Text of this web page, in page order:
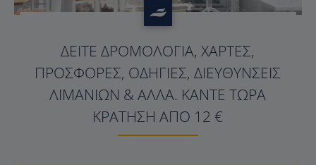
?>
ΔΕΊΤΕ ΔΡΟΜΟΛΌΓΙΑ, ΧΆΡΤΕΣ,
ΠΡΟΣΦΟΡΈΣ, ΟΔΗΓΊΕΣ, ΔΙΕΥΘΎΝΣΕΙΣ
ΛΙΜΑΝΙΏΝ & ΆΛΛΑ. ΚΆΝΤΕ ΤΏΡΑ
ΚΡΆΤΗΣΗ ΑΠΌ 12 €